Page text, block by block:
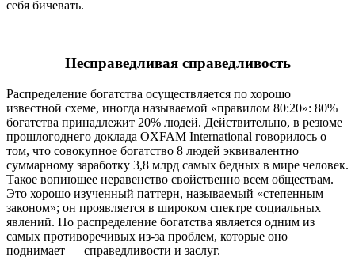
себя бичевать.
Несправедливая справедливость
Распределение богатства осуществляется по хорошо
известной схеме, иногда называемой «правилом 80:20»: 80%
богатства принадлежит 20% людей. Действительно, в резюме
прошлогоднего доклада OXFAM International говорилось о
том, что совокупное богатство 8 людей эквивалентно
суммарному заработку 3,8 млрд самых бедных в мире человек.
Такое вопиющее неравенство свойственно всем обществам.
Это хорошо изученный паттерн, называемый «степенным
законом»; он проявляется в широком спектре социальных
явлений. Но распределение богатства является одним из
самых противоречивых из-за проблем, которые оно
поднимает — справедливости и заслуг.